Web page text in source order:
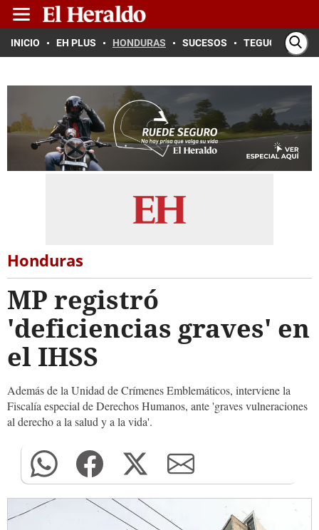
INICIO EH PLUS HONDURAS SUCESOS TEGUCIGALPA
Honduras
MP registró
'deficiencias graves' en
el IHSS
Además de la Unidad de Crímenes Emblemáticos, interviene la
Fiscalía especial de Derechos Humanos, ante 'graves vulneraciones
al derecho a la salud y a la vida'.